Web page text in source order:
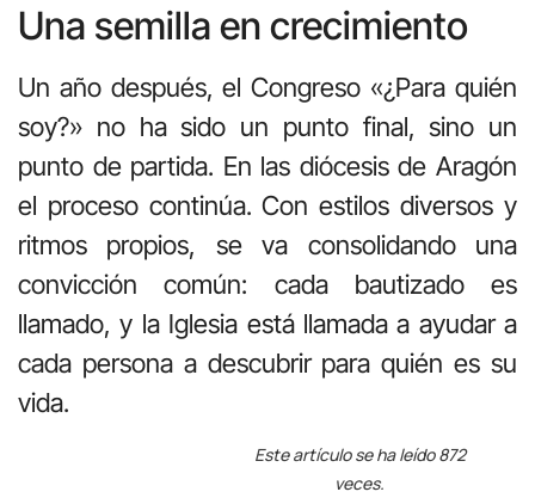
Una semilla en crecimiento
Un año después, el Congreso «¿Para quién
soy?» no ha sido un punto final, sino un
punto de partida. En las diócesis de Aragón
el proceso continúa. Con estilos diversos y
ritmos propios, se va consolidando una
convicción común: cada bautizado es
llamado, y la Iglesia está llamada a ayudar a
cada persona a descubrir para quién es su
vida.
Este artículo se ha leído 872
veces.